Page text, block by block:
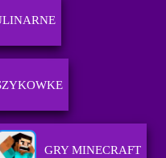
GRY MINECRAFT